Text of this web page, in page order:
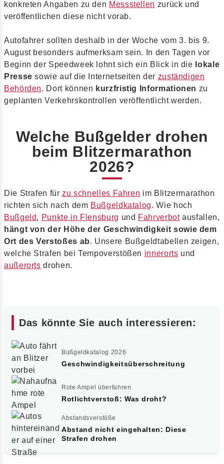
konkreten Angaben zu den Messstellen zurück und
veröffentlichen diese nicht vorab.
Autofahrer sollten deshalb in der Woche vom 3. bis 9.
August besonders aufmerksam sein. In den Tagen vor
Beginn der Speedweek lohnt sich ein Blick in die lokale
Presse sowie auf die Internetseiten der zuständigen
Behörden. Dort können kurzfristig Informationen zu
geplanten Verkehrskontrollen veröffentlicht werden.
Welche Bußgelder drohen
beim Blitzermarathon
2026?
Die Strafen fürzu schnelles Fahren im Blitzermarathon
richten sich nach dem Bußgeldkatalog. Wie hoch
Bußgeld, Punkte in Flensburg und Fahrverbotausfallen,
hängt von der Höhe der Geschwindigkeit sowie dem
Ort des Verstoßes ab. Unsere Bußgeldtabellen zeigen,
welche Strafen bei Tempoverstößen innerorts und
außerorts drohen.
Das könnte Sie auch interessieren:
Bußgeldkatalog 2026
Geschwindigkeitsüberschreitung
Rote Ampel überfahren
Rotlichtverstoß: Was droht?
Abstandsverstöße
Abstand nicht eingehalten: Diese
Strafen drohen